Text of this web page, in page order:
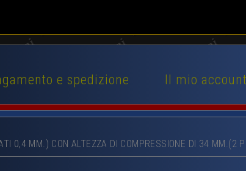
e spedizione Il mio account
0,4 MM.) CON ALTEZZA DI COMPRESSIONE DI 34 MM.(2